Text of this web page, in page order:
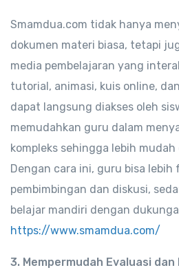
Smamdua.com tidak hanya
dokumen materi biasa, tetapi
media pembelajaran yang
tutorial, animasi, kuis online,
dapat langsung diakses oleh
memudahkan guru dalam
kompleks sehingga lebih
Dengan cara ini, guru bisa lebih
pembimbingan dan diskusi,
belajar mandiri dengan
https://www.smamdua.com/
3. Mempermudah Evaluasi dan